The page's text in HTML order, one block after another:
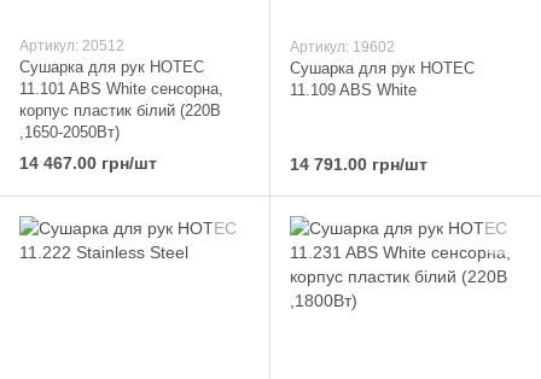
Артикул: 20512
Сушарка для рук HOTEC
11.101 ABS White сенсорна,
корпус пластик білий (220В
,1650-2050Вт)
14 467.00 грн/шт
Артикул: 19602
Сушарка для рук HOTEC
11.109 ABS White
14 791.00 грн/шт